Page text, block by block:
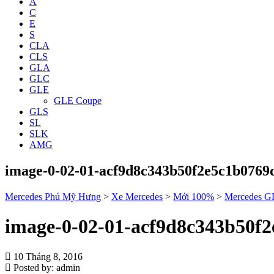
C
E
S
CLA
CLS
GLA
GLC
GLE
GLE Coupe
GLS
SL
SLK
AMG
image-0-02-01-
Mercedes Phú Mỹ Hưng > Xe Mercedes > Mới 100% > Mercedes
image-0-02-01-
10 Tháng 8, 2016
Posted by: admin